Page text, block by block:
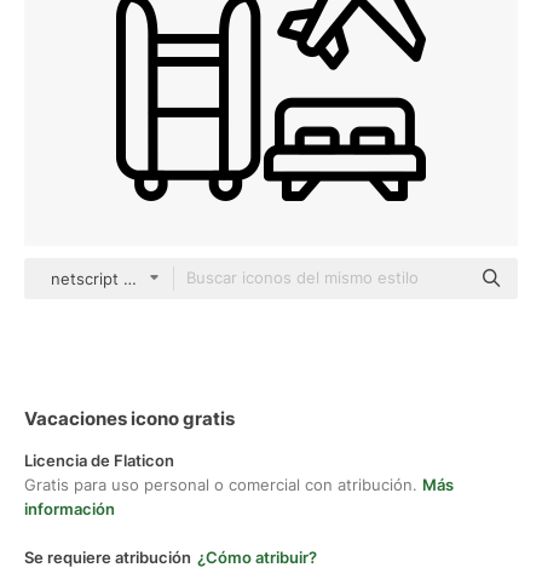
netscript Detailed Outline
Vacaciones icono gratis
Licencia de Flaticon
Gratis para uso personal o comercial con atribución. Más
información
Se requiere atribución ¿Cómo atribuir?